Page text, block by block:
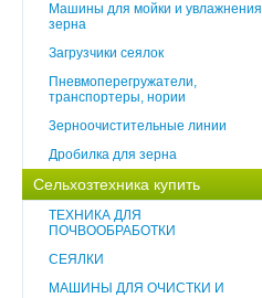
Машины для мойки и увлажнения
зерна
Загрузчики сеялок
Пневмоперегружатели,
транспортеры, нории
3ерноочистительные линии
Дробилка для зерна
Сельхозтехника купить
ТЕХНИКА ДЛЯ
ПОЧВООБРАБОТКИ
СЕЯЛКИ
МАШИНЫ ДЛЯ ОЧИСТКИ И